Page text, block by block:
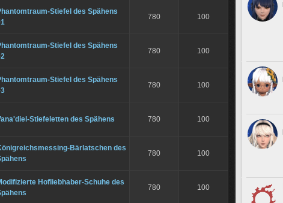
Stiefel des Spähens
780 100
Stiefel des Spähens
780 100
Stiefel des Spähens
780 100
Stiefeletten des Spähens 780 100
Bärlatschen des
780 100
Hofliebhaber-Schuhe des
780 100